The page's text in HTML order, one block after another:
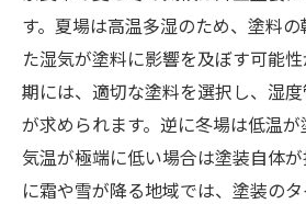
奈良市の地形に適した塗
地形と気候が塗装に与え
奈良市の風土に合った塗
地域に根ざした塗装デザ
す。夏場は高温多湿のため、塗料
た湿気が塗料に影響を及ぼす可能
期には、適切な塗料を選択し、湿
が求められます。逆に冬場は低温が
気温が極端に低い場合は塗装自体
に霜や雪が降る地域では、塗装の